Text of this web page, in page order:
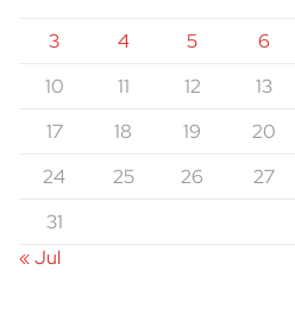
3
4 5 6
10
11 12 13
17
18 19 20
24
25 26 27
31
« Jul